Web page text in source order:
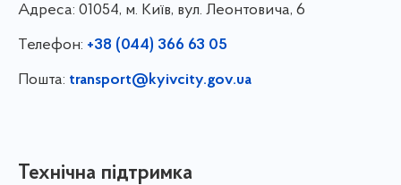
Адреса: 01054, м. Київ, вул. Леонтовича, 6
Телефон: +38 (044) 366 63 05
Пошта: transport@kyivcity.gov.ua
Технічна підтримка